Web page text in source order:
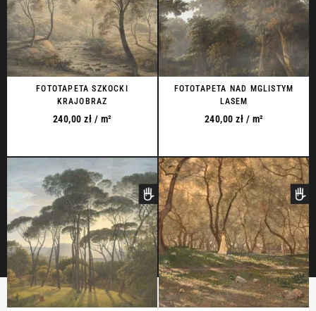
FOTOTAPETA SZKOCKI
KRAJOBRAZ
240,00 zł / m²
FOTOTAPETA NAD MGLISTYM
LASEM
240,00 zł / m²